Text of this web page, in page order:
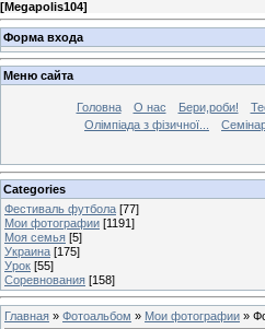
[Megapolis104]
Форма входа
Меню сайта
Головна О нас Бери,роби!
Олімпіада з фізичної...
Categories
Фестиваль футбола [77]
Мои фотографии [1191]
Моя семья [5]
Украина [175]
Урок [55]
Соревнования [158]
Главная » Фотоальбом » Мои фотографии »